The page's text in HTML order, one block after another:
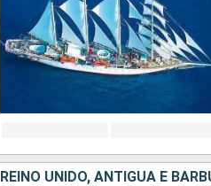
REINO UNIDO, ANTÍGUA E